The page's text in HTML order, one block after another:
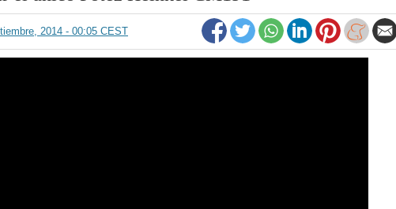
2014 - 00:05 CEST